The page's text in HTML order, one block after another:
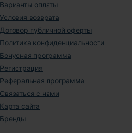
Варианты оплаты
Условия возврата
Договор публичной оферты
Политика конфиденциальности
Бонусная программа
Регистрация
Реферальная программа
Связаться с нами
Карта сайта
Бренды